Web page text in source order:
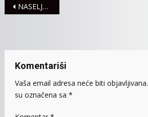
Navigacija
NASELJE KAMENJAR U PETAK, 2. APRILA BEZ VODE
Komentariši
Vaša email adresa neće biti objavljivana.
su označena sa *